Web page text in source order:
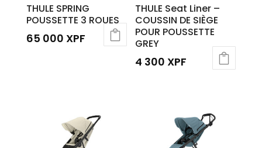
THULE SPRING
POUSSETTE 3 ROUES
65 000 XPF
THULE Seat Liner –
COUSSIN DE SIÈGE
POUR POUSSETTE
GREY
4 300 XPF